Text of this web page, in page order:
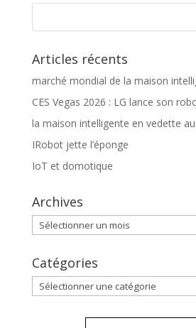
Articles récents
marché mondial de la maison
CES Vegas 2026 : LG lance son
la maison intelligente en vedette au
IRobot jette l’éponge
IoT et domotique
Archives
Archives
Catégories
Catégories